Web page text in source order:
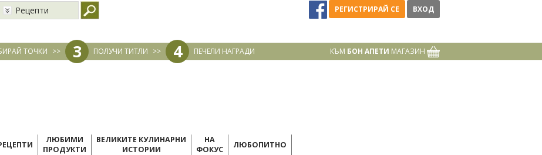
Рецепти РЕГИСТРИРАЙ СЕ ВХОД
ТОЧКИ >> 3 ПОЛУЧИ ТИТЛИ >> 4 ПЕЧЕЛИ НАГРАДИ КЪМ БОН АПЕТИ МАГАЗИН
ЛЮБИМИ
ПРОДУКТИ
ВЕЛИКИТЕ КУЛИНАРНИ
ИСТОРИИ
НА
ФОКУС
ЛЮБОПИТНО